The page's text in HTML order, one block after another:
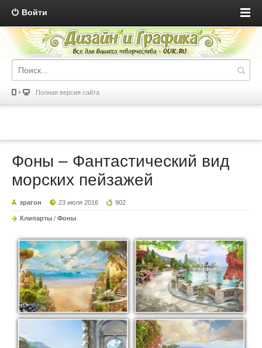
Войти
Полная версия сайта
Фоны – Фантастический вид
морских пейзажей
эрагон 23 июля 2016 902
Клипарты / Фоны